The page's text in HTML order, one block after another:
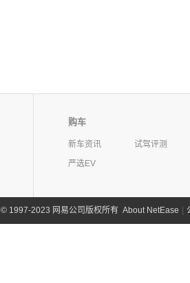
购车
新车资讯
试驾评测
严选EV
©1997-2023 网易公司版权所有 About NetEase